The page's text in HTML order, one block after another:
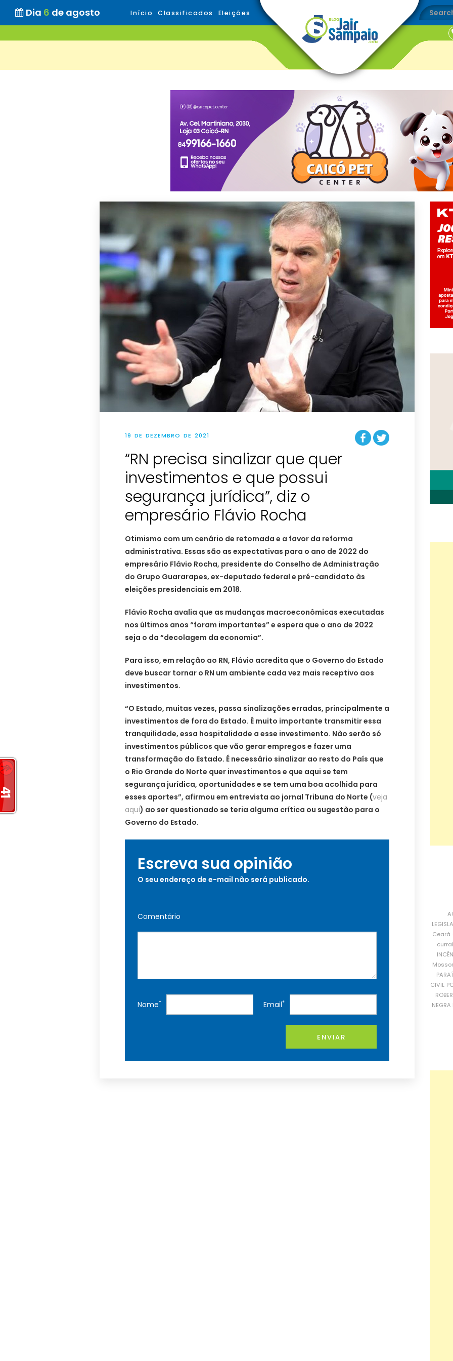
Dia 6 de agosto Início Classificados Eleições
19 DE DEZEMBRO DE 2021
“RN precisa sinalizar que quer
investimentos e que possui
segurança jurídica”, diz o
empresário Flávio Rocha
Otimismo com um cenário de retomada e a favor da reforma
administrativa. Essas são as expectativas para o ano de 2022 do
empresário Flávio Rocha, presidente do Conselho de Administração
do Grupo Guararapes, ex-deputado federal e pré-candidato às
eleições presidenciais em 2018.
Flávio Rocha avalia que as mudanças macroeconômicas executadas
nos últimos anos “foram importantes” e espera que o ano de 2022
seja o da “decolagem da economia”.
Para isso, em relação ao RN, Flávio acredita que o Governo do Estado
deve buscar tornar o RN um ambiente cada vez mais receptivo aos
investimentos.
“O Estado, muitas vezes, passa sinalizações erradas, principalmente a
investimentos de fora do Estado. É muito importante transmitir essa
tranquilidade, essa hospitalidade a esse investimento. Não serão só
investimentos públicos que vão gerar empregos e fazer uma
transformação do Estado. É necessário sinalizar ao resto do País que
o Rio Grande do Norte quer investimentos e que aqui se tem
segurança jurídica, oportunidades e se tem uma boa acolhida para
esses aportes”, afirmou em entrevista ao jornal Tribuna do Norte (veja
aqui) ao ser questionado se teria alguma crítica ou sugestão para o
Governo do Estado.
Escreva sua opinião
O seu endereço de e-mail não será publicado.
Comentário
Nome* Email*
ENVIAR
Ceará
CIVIL
NEGRA